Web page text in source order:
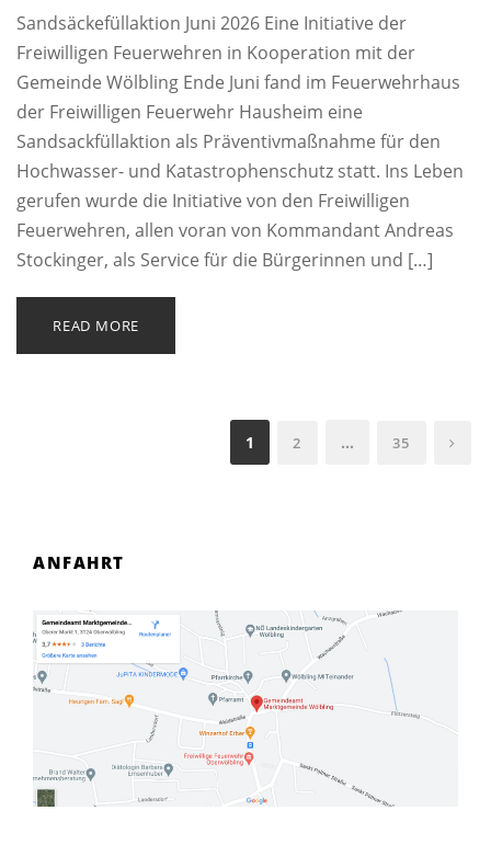
Sandsäckefüllaktion Juni 2026 Eine Initiative der
Freiwilligen Feuerwehren in Kooperation mit der
Gemeinde Wölbling Ende Juni fand im Feuerwehrhaus
der Freiwilligen Feuerwehr Hausheim eine
Sandsackfüllaktion als Präventivmaßnahme für den
Hochwasser- und Katastrophenschutz statt. Ins Leben
gerufen wurde die Initiative von den Freiwilligen
Feuerwehren, allen voran von Kommandant Andreas
Stockinger, als Service für die Bürgerinnen und […]
READ MORE
1 2 … 35
ANFAHRT